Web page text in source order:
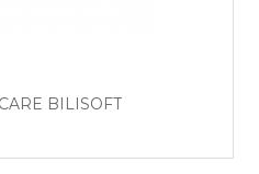
BILISOFT